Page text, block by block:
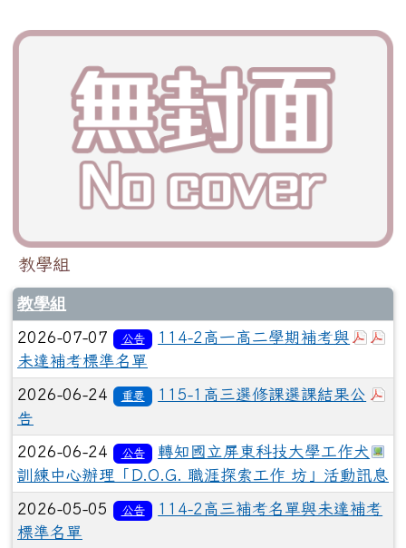
教學組
教學組
於
2026-07-07 公告
114-2高一高二學期補考與
未達補考標準名單
2026-06-24 重要
115-1高三選修課選課結果公
告
2026-06-24 公告
轉知國立屏東科技大學工作犬
訓練中心辦理「D.O.G. 職涯探索工作 坊」活動訊息
2026-05-05 公告
114-2高三補考名單與未達補考
標準名單